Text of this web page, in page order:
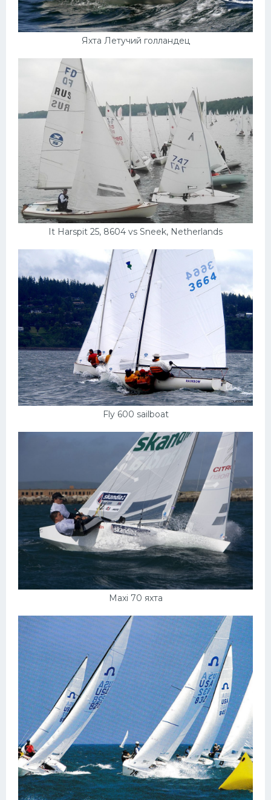
Яхта Летучий голландец
It Harspit 25, 8604 vs Sneek, Netherlands
Fly 600 sailboat
Maxi 70 яхта